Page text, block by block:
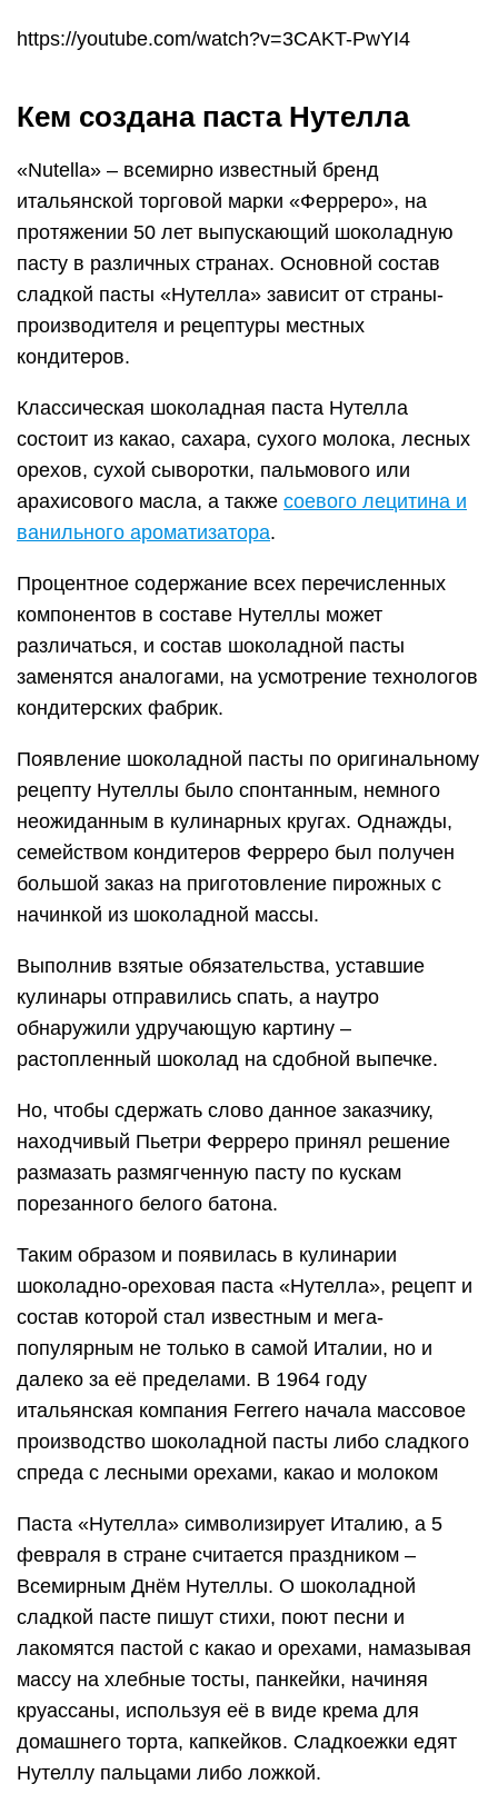
https://youtube.com/watch?v=3CAKT-PwYI4
Кем создана паста Нутелла
«Nutella» – всемирно известный бренд
итальянской торговой марки «Ферреро», на
протяжении 50 лет выпускающий шоколадную
пасту в различных странах. Основной состав
сладкой пасты «Нутелла» зависит от страны-
производителя и рецептуры местных
кондитеров.
Классическая шоколадная паста Нутелла
состоит из какао, сахара, сухого молока, лесных
орехов, сухой сыворотки, пальмового или
арахисового масла, а также соевого лецитина и
ванильного ароматизатора.
Процентное содержание всех перечисленных
компонентов в составе Нутеллы может
различаться, и состав шоколадной пасты
заменятся аналогами, на усмотрение технологов
кондитерских фабрик.
Появление шоколадной пасты по оригинальному
рецепту Нутеллы было спонтанным, немного
неожиданным в кулинарных кругах. Однажды,
семейством кондитеров Ферреро был получен
большой заказ на приготовление пирожных с
начинкой из шоколадной массы.
Выполнив взятые обязательства, уставшие
кулинары отправились спать, а наутро
обнаружили удручающую картину –
растопленный шоколад на сдобной выпечке.
Но, чтобы сдержать слово данное заказчику,
находчивый Пьетри Ферреро принял решение
размазать размягченную пасту по кускам
порезанного белого батона.
Таким образом и появилась в кулинарии
шоколадно-ореховая паста «Нутелла», рецепт и
состав которой стал известным и мега-
популярным не только в самой Италии, но и
далеко за её пределами. В 1964 году
итальянская компания Ferrero начала массовое
производство шоколадной пасты либо сладкого
спреда с лесными орехами, какао и молоком
Паста «Нутелла» символизирует Италию, а 5
февраля в стране считается праздником –
Всемирным Днём Нутеллы. О шоколадной
сладкой пасте пишут стихи, поют песни и
лакомятся пастой с какао и орехами, намазывая
массу на хлебные тосты, панкейки, начиняя
круассаны, используя её в виде крема для
домашнего торта, капкейков. Сладкоежки едят
Нутеллу пальцами либо ложкой.